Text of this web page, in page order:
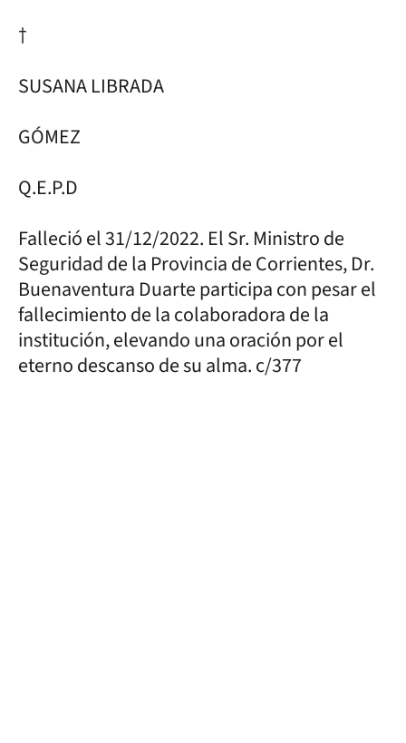
†
SUSANA LIBRADA
GÓMEZ
Q.E.P.D
Falleció el 31/12/2022. El Sr. Ministro de
Seguridad de la Provincia de Corrientes, Dr.
Buenaventura Duarte participa con pesar el
fallecimiento de la colaboradora de la
institución, elevando una oración por el
eterno descanso de su alma. c/377